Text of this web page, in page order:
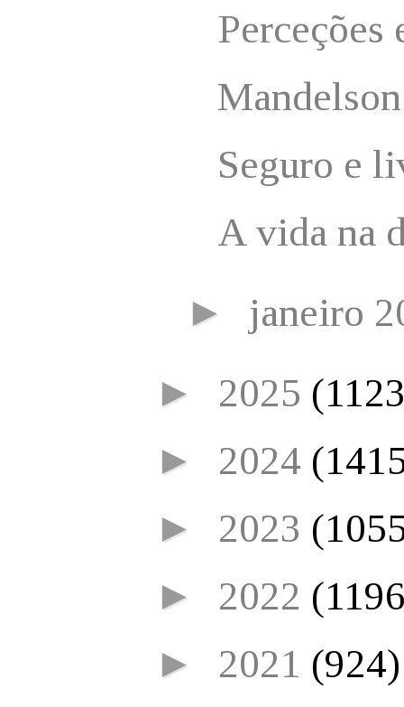
Perceções
Mandelson
Seguro e
A vida na
► janeiro
► 2025
► 2024
► 2023
► 2022
► 2021 (924)